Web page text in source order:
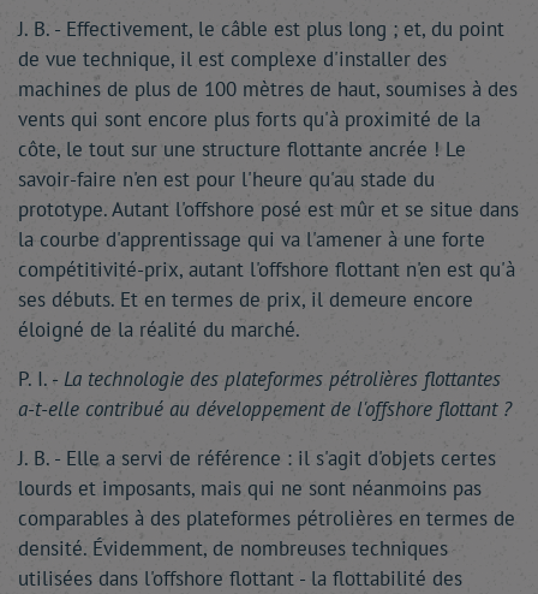
J. B. - Effectivement, le câble est plus long ; et, du point
de vue technique, il est complexe d'installer des
machines de plus de 100 mètres de haut, soumises à des
vents qui sont encore plus forts qu'à proximité de la
côte, le tout sur une structure flottante ancrée ! Le
savoir-faire n'en est pour l'heure qu'au stade du
prototype. Autant l'offshore posé est mûr et se situe dans
la courbe d'apprentissage qui va l'amener à une forte
compétitivité-prix, autant l'offshore flottant n'en est qu'à
ses débuts. Et en termes de prix, il demeure encore
éloigné de la réalité du marché.
P. I. - La technologie des plateformes pétrolières flottantes
a-t-elle contribué au développement de l'offshore flottant ?
J. B. - Elle a servi de référence : il s'agit d'objets certes
lourds et imposants, mais qui ne sont néanmoins pas
comparables à des plateformes pétrolières en termes de
densité. Évidemment, de nombreuses techniques
utilisées dans l'offshore flottant - la flottabilité des